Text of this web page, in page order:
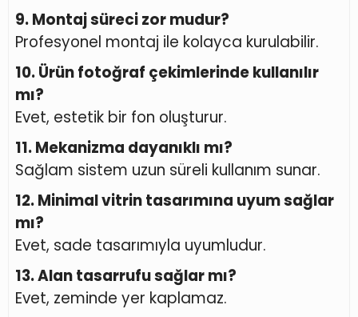
9. Montaj süreci zor mudur?
Profesyonel montaj ile kolayca kurulabilir.
10. Ürün fotoğraf çekimlerinde kullanılır
mı?
Evet, estetik bir fon oluşturur.
11. Mekanizma dayanıklı mı?
Sağlam sistem uzun süreli kullanım sunar.
12. Minimal vitrin tasarımına uyum sağlar
mı?
Evet, sade tasarımıyla uyumludur.
13. Alan tasarrufu sağlar mı?
Evet, zeminde yer kaplamaz.